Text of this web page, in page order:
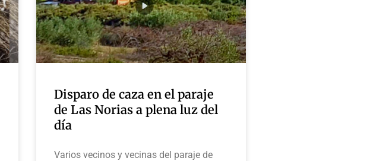
Disparo de caza en el paraje
de Las Norias a plena luz del
día
Varios vecinos y vecinas del paraje de